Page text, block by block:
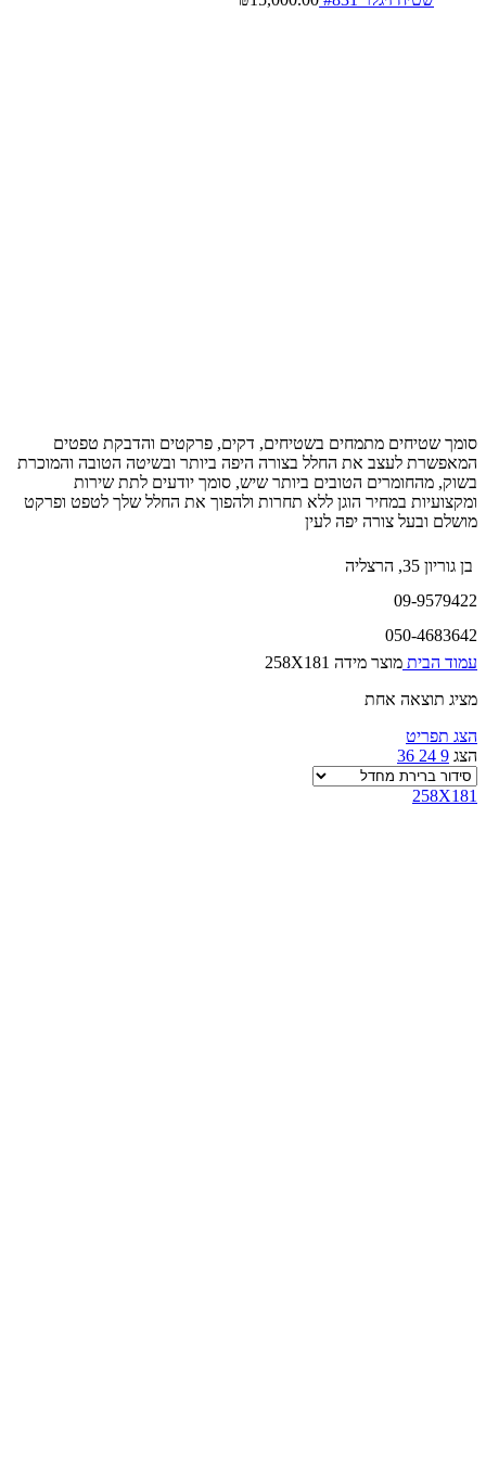
סומך שטיחים מתמחים בשטיחים, דקים, פרקטים והדבקת טפטים
המאפשרת לעצב את החלל בצורה היפה ביותר ובשיטה הטובה והמוכרת
בשוק, מהחומרים הטובים ביותר שיש, סומך יודעים לתת שירות
ומקצועיות במחיר הוגן ללא תחרות ולהפוך את החלל שלך לטפט ופרקט
מושלם ובעל צורה יפה לעין
בן גוריון 35, הרצליה
09-9579422
050-4683642
עמוד הבית מוצר מידה 258X181
מציג תוצאה אחת
הצג תפריט
הצג 9
24
36
258X181